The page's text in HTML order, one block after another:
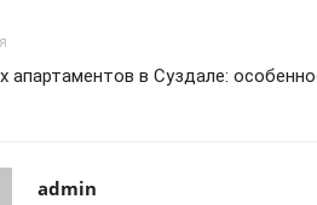
апартаментов в Суздале:
admin